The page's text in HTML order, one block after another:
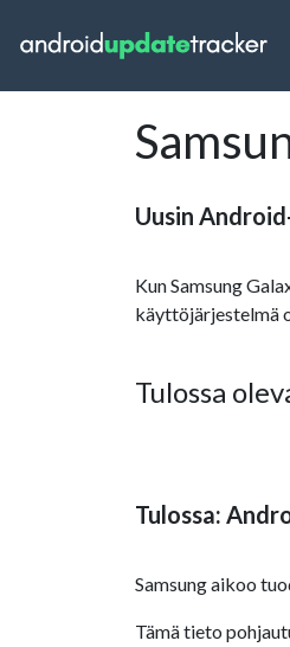
Uusin
Kun Samsung
käyttöjärjestelmä
Tulossa
Tulossa:
Samsung aikoo
Tämä tieto